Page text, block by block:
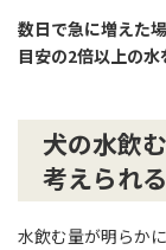
数日で急に増えた
目安の2倍以上の水
犬の水飲
考えられ
水飲む量が明らか